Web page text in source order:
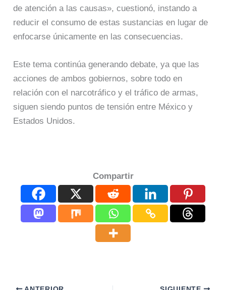
de atención a las causas», cuestionó, instando a
reducir el consumo de estas sustancias en lugar de
enfocarse únicamente en las consecuencias.
Este tema continúa generando debate, ya que las
acciones de ambos gobiernos, sobre todo en
relación con el narcotráfico y el tráfico de armas,
siguen siendo puntos de tensión entre México y
Estados Unidos.
Compartir